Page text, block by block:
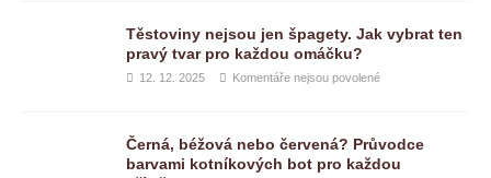
Těstoviny nejsou jen špagety. Jak vybrat ten
pravý tvar pro každou omáčku?
12. 12. 2025 Komentáře nejsou povolené
Černá, béžová nebo červená? Průvodce
barvami kotníkových bot pro každou